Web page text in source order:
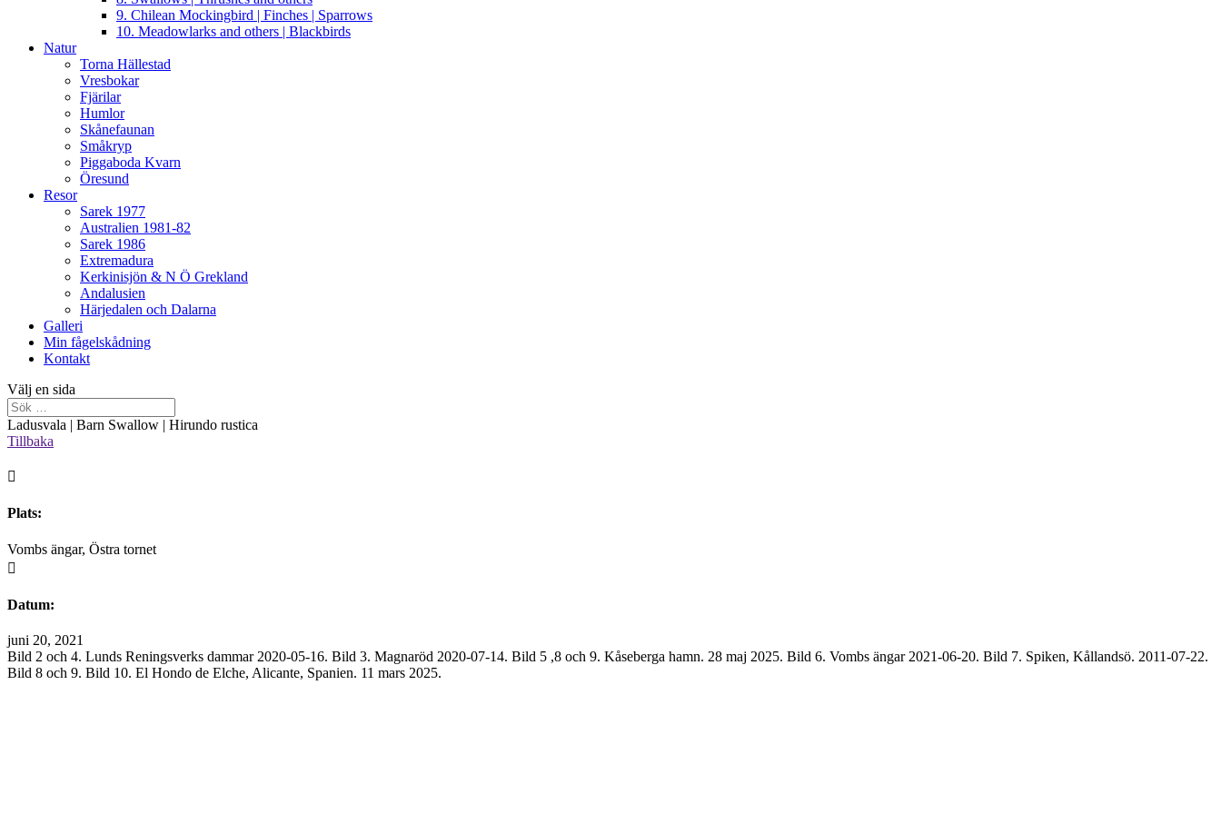
9. Chilean Mockingbird | Finches | Sparrows
10. Meadowlarks and others | Blackbirds
Natur
Torna Hällestad
Vresbokar
Fjärilar
Humlor
Skånefaunan
Småkryp
Piggaboda Kvarn
Öresund
Resor
Sarek 1977
Australien 1981-82
Sarek 1986
Extremadura
Kerkinisjön & N Ö Grekland
Andalusien
Härjedalen och Dalarna
Galleri
Min fågelskådning
Kontakt
Välj en sida
Ladusvala | Barn Swallow | Hirundo rustica
Tillbaka

Plats:
Vombs ängar, Östra tornet

Datum:
juni 20, 2021
Bild 2 och 4. Lunds Reningsverks dammar 2020-05-16. Bild 3. Magnaröd 2020-07-14. Bild 5 ,8 och 9. Kåseberga hamn. 28 maj 2025. Bild 6. Vombs ängar 2021-06-20. Bild 7. Spiken, Kållandsö. 2011-07-22.
Bild 8 och 9. Bild 10. El Hondo de Elche, Alicante, Spanien. 11 mars 2025.